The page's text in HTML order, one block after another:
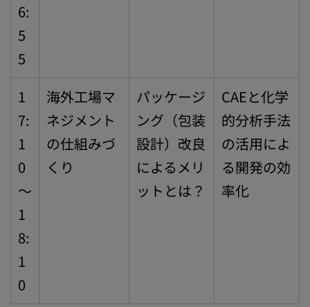
6:
5
5
1
7:
1
0
～
1
8:
1
0
海外工場マ
ネジメント
の仕組みづ
くり
パッケージ
ング（包装
設計）改良
によるメリ
ットとは？
CAEと化学
的分析手法
の活用によ
る開発の効
率化